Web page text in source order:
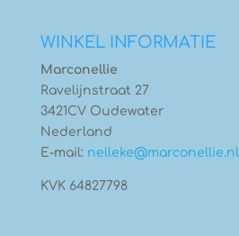
WINKEL INFORMATIE
Marconellie
Ravelijnstraat 27
3421CV Oudewater
Nederland
E-mail: nelleke@marconellie.nl
KVK 64827798